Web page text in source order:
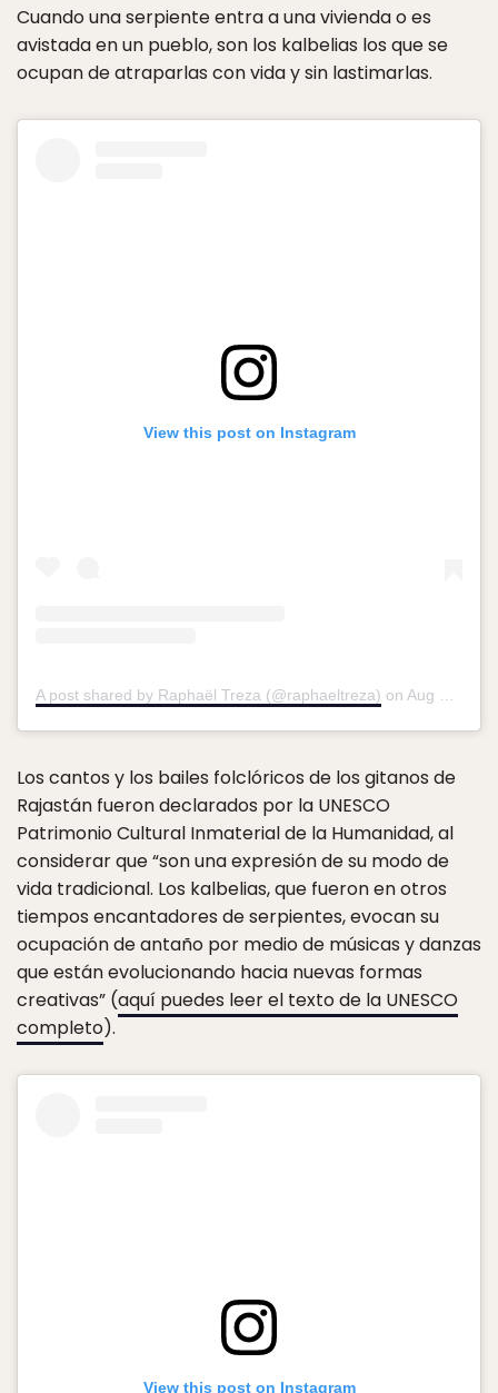
Cuando una serpiente entra a una vivienda o es
avistada en un pueblo, son los kalbelias los que se
ocupan de atraparlas con vida y sin lastimarlas.
View this post on Instagram
A post shared by Raphaël Treza (@raphaeltreza) on Aug 31, 2015 at 1:26pm PDT
Los cantos y los bailes folclóricos de los gitanos de
Rajastán fueron declarados por la UNESCO
Patrimonio Cultural Inmaterial de la Humanidad, al
considerar que “son una expresión de su modo de
vida tradicional. Los kalbelias, que fueron en otros
tiempos encantadores de serpientes, evocan su
ocupación de antaño por medio de músicas y danzas
que están evolucionando hacia nuevas formas
creativas” (aquí puedes leer el texto de la UNESCO
completo).
View this post on Instagram